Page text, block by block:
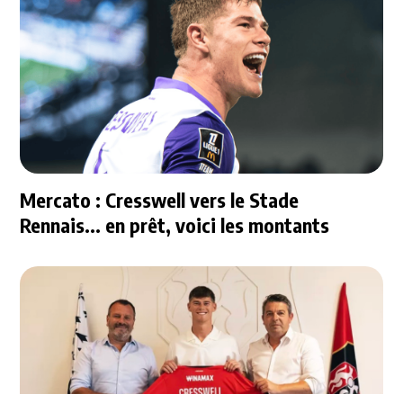
Mercato : Cresswell vers le Stade
Rennais... en prêt, voici les montants